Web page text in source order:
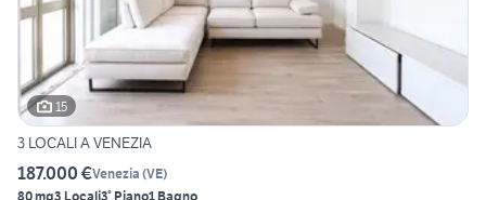
15
3 LOCALI A VENEZIA
187.000 €Venezia (VE)
80 mq3 Locali3° Piano1 Bagno